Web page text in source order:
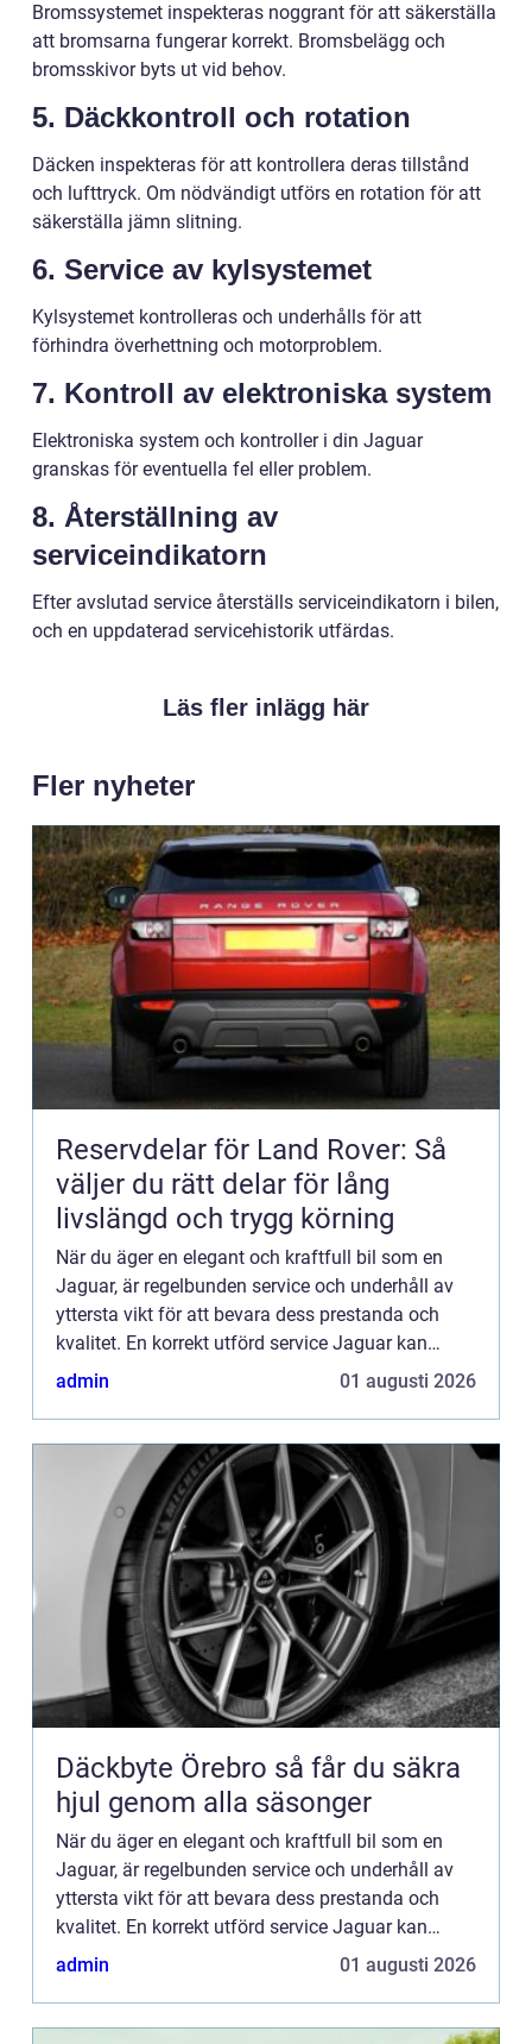
Bromssystemet inspekteras noggrant för att säkerställa
att bromsarna fungerar korrekt. Bromsbelägg och
bromsskivor byts ut vid behov.
5. Däckkontroll och rotation
Däcken inspekteras för att kontrollera deras tillstånd
och lufttryck. Om nödvändigt utförs en rotation för att
säkerställa jämn slitning.
6. Service av kylsystemet
Kylsystemet kontrolleras och underhålls för att
förhindra överhettning och motorproblem.
7. Kontroll av elektroniska system
Elektroniska system och kontroller i din Jaguar
granskas för eventuella fel eller problem.
8. Återställning av
serviceindikatorn
Efter avslutad service återställs serviceindikatorn i bilen,
och en uppdaterad servicehistorik utfärdas.
Läs fler inlägg här
Fler nyheter
Reservdelar för Land Rover: Så
väljer du rätt delar för lång
livslängd och trygg körning
När du äger en elegant och kraftfull bil som en
Jaguar, är regelbunden service och underhåll av
yttersta vikt för att bevara dess prestanda och
kvalitet. En korrekt utförd service Jaguar kan
förlänga dess livslängd, förhindra kostsamma
admin 01 augusti 2026
Däckbyte Örebro så får du säkra
hjul genom alla säsonger
När du äger en elegant och kraftfull bil som en
Jaguar, är regelbunden service och underhåll av
yttersta vikt för att bevara dess prestanda och
kvalitet. En korrekt utförd service Jaguar kan
förlänga dess livslängd, förhindra kostsamma
admin 01 augusti 2026